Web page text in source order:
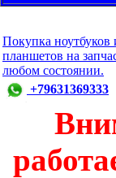
Покупка ноутбуков
планшетов на
любом состоянии.
+79631369333